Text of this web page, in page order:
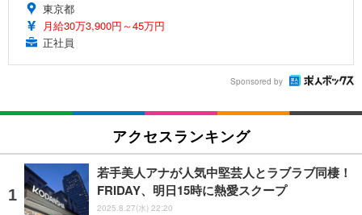
東京都
月給30万3,900円～45万円
正社員
Sponsored by
アクセスランキング
若手美人アナが人気中堅芸人とラブラブ同棲！
FRIDAY、明日15時に熱愛スクープ
2025.8.27(水) 22:20